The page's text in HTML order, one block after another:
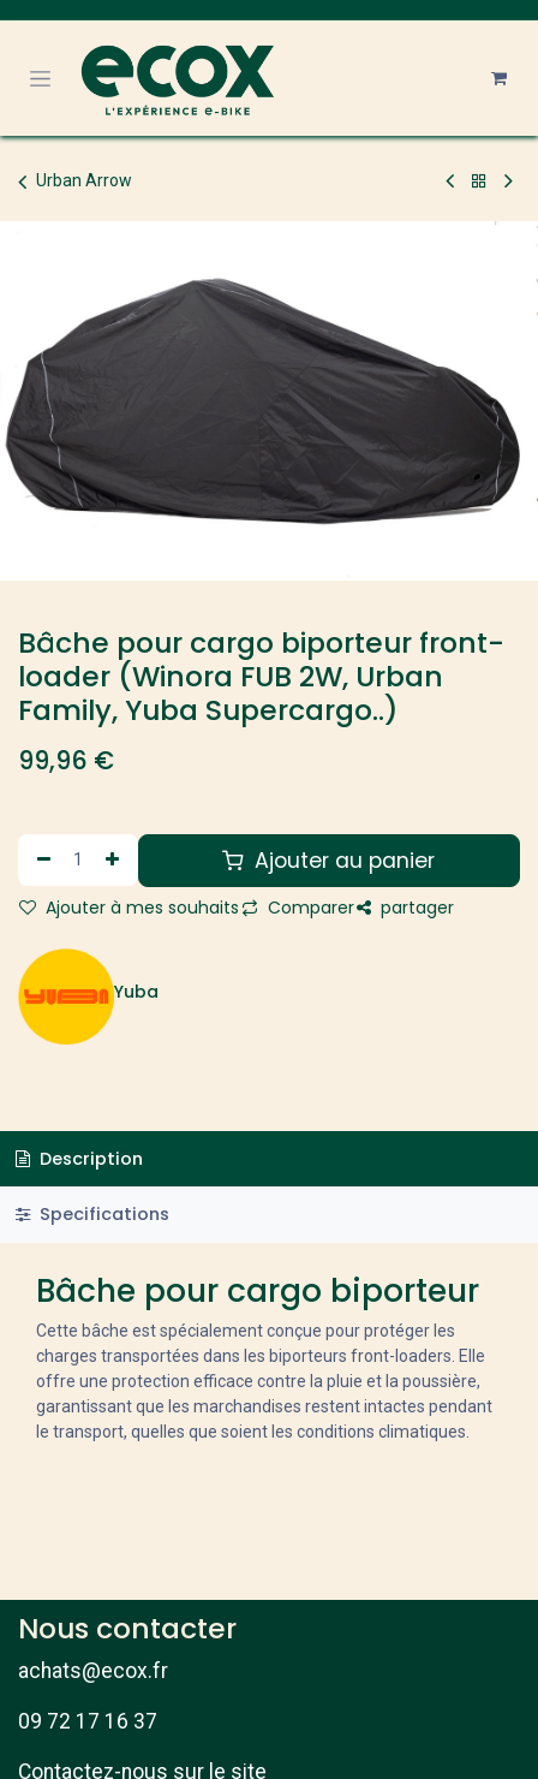
Urban Arrow
Bâche pour cargo biporteur front-
loader (Winora FUB 2W, Urban
Family, Yuba Supercargo..)
99,96 €
Ajouter au panier
Ajouter à mes souhaits Comparer partager
Yuba
Description
Specifications
Bâche pour cargo biporteur
Cette bâche est spécialement conçue pour protéger les
charges transportées dans les biporteurs front-loaders. Elle
offre une protection efficace contre la pluie et la poussière,
garantissant que les marchandises restent intactes pendant
le transport, quelles que soient les conditions climatiques.
Nous contacter
achats@ecox.fr
09 72 17 16 37
Contactez-nous sur le site